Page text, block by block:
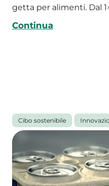
getta per alimenti. Dal
Continua
Cibo sostenibile